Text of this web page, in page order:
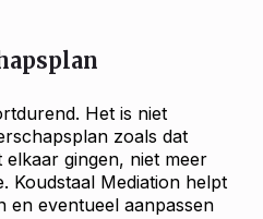
Het is niet
zoals dat
elkaar gingen, niet meer
Koudstaal Mediation helpt
en eventueel aanpassen